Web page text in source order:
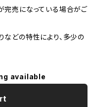
完売になっている場合がご
どの特性により、多少の
available